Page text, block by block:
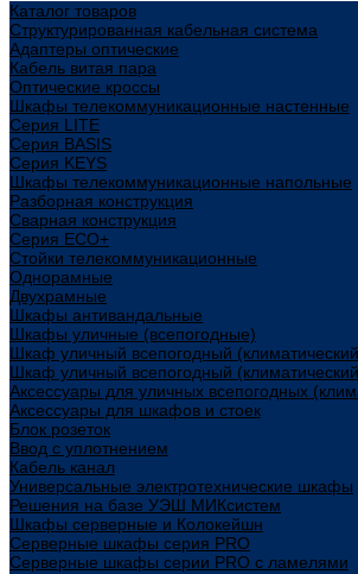
Каталог товаров
Структурированная кабельная система
Адаптеры оптические
Кабель витая пара
Оптические кроссы
Шкафы телекоммуникационные настенные
Cерия LITE
Cерия BASIS
Cерия KEYS
Шкафы телекоммуникационные напольные
Разборная конструкция
Сварная конструкция
Серия ECO+
Стойки телекоммуникационные
Однорамные
Двухрамные
Шкафы антивандальные
Шкафы уличные (всепогодные)
Шкаф уличный всепогодный
Шкаф уличный всепогодный
Аксессуары для уличных всепогодных
Аксессуары для шкафов и стоек
Блок розеток
Ввод с уплотнением
Кабель канал
Универсальные электротехнические шкафы
Решения на базе УЭШ МИКсистем
Шкафы серверные и Колокейшн
Серверные шкафы серия PRO
Серверные шкафы серии PRO с ламелями